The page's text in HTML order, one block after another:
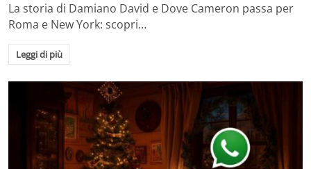
La storia di Damiano David e Dove Cameron passa per
Roma e New York: scopri…
Leggi di più